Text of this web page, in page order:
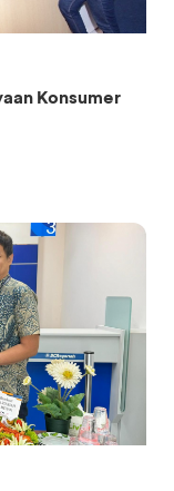
Konsumer